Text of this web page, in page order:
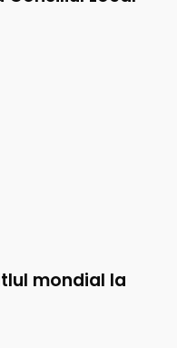
mondial la